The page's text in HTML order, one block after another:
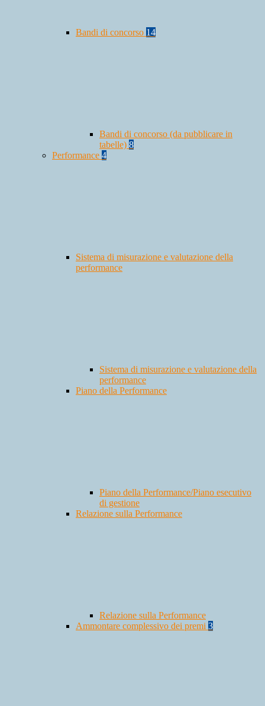
Bandi di concorso 14
Bandi di concorso (da pubblicare in
tabelle) 8
Performance 4
Sistema di misurazione e valutazione della
performance
Sistema di misurazione e valutazione della
performance
Piano della Performance
Piano della Performance/Piano esecutivo
di gestione
Relazione sulla Performance
Relazione sulla Performance
Ammontare complessivo dei premi 3